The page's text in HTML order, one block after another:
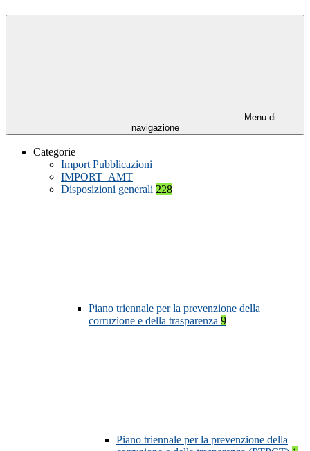
Menu di
navigazione
Categorie
Import Pubblicazioni
IMPORT_AMT
Disposizioni generali 228
Piano triennale per la prevenzione della
corruzione e della trasparenza 9
Piano triennale per la prevenzione della